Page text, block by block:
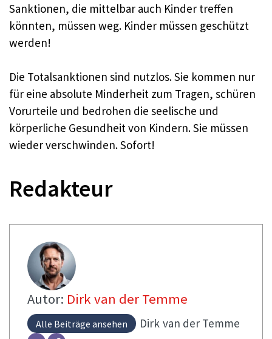
Sanktionen, die mittelbar auch Kinder treffen
könnten, müssen weg. Kinder müssen geschützt
werden!
Die Totalsanktionen sind nutzlos. Sie kommen nur
für eine absolute Minderheit zum Tragen, schüren
Vorurteile und bedrohen die seelische und
körperliche Gesundheit von Kindern. Sie müssen
wieder verschwinden. Sofort!
Redakteur
Autor: Dirk van der Temme
Alle Beiträge ansehen Dirk van der Temme